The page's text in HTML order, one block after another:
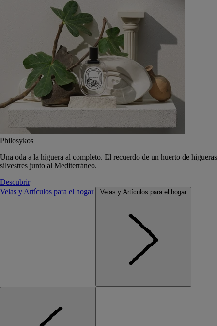
Philosykos
Una oda a la higuera al completo. El recuerdo de un huerto de higueras
silvestres junto al Mediterráneo.
Descubrir
Velas y Artículos para el hogar
Velas y Artículos para el hogar